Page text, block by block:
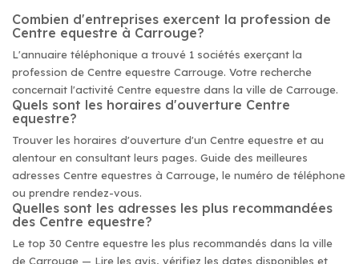
Combien d'entreprises exercent la profession de
Centre equestre à Carrouge?
L'annuaire téléphonique a trouvé 1 sociétés exerçant la
profession de Centre equestre Carrouge. Votre recherche
concernait l'activité Centre equestre dans la ville de Carrouge.
Quels sont les horaires d'ouverture Centre
equestre?
Trouver les horaires d'ouverture d'un Centre equestre et au
alentour en consultant leurs pages. Guide des meilleures
adresses Centre equestres à Carrouge, le numéro de téléphone
ou prendre rendez-vous.
Quelles sont les adresses les plus recommandées
des Centre equestre?
Le top 30 Centre equestre les plus recommandés dans la ville
de Carrouge — Lire les avis, vérifiez les dates disponibles et